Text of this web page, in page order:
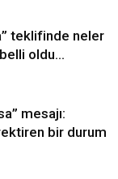
teklifinde neler
oldu…
mesajı:
bir durum